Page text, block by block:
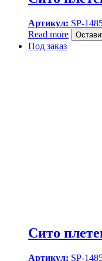
Артикул: SP-
Read more
Под заказ
Сито
Артикул: SP-